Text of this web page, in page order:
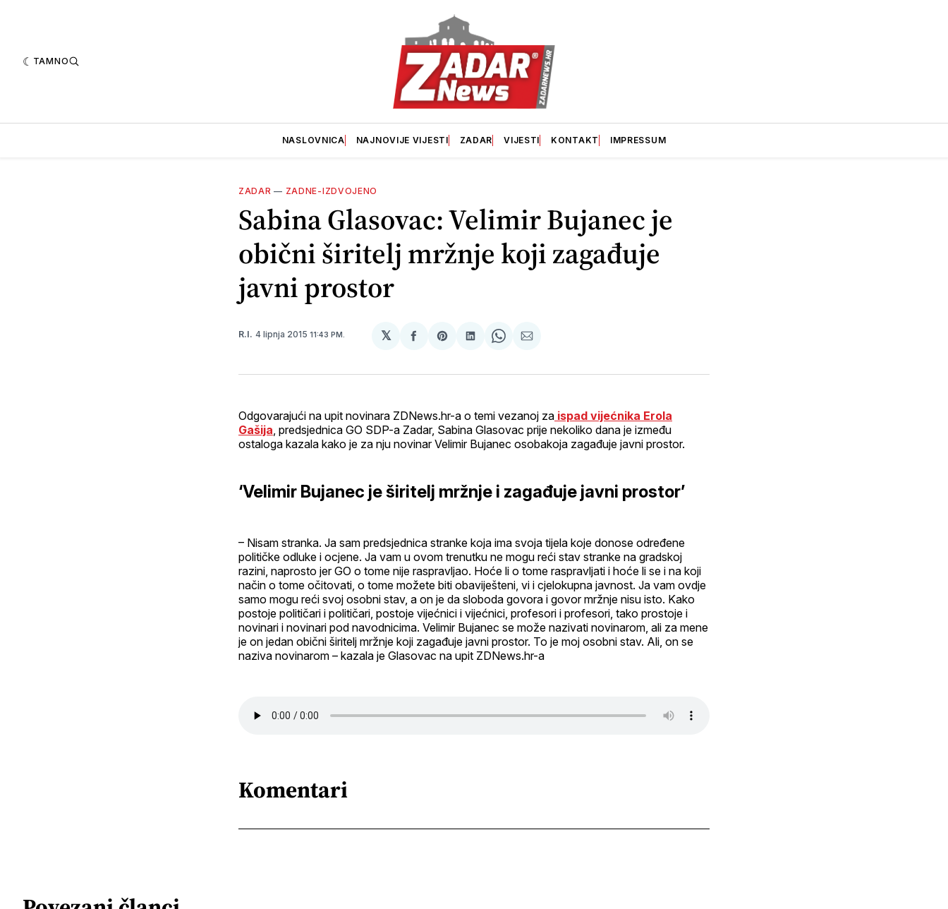
TAMNO
NASLOVNICA NAJNOVIJE VIJESTI ZADAR VIJESTI KONTAKT IMPRESSUM
ZADAR — ZADNE-IZDVOJENO
Sabina Glasovac: Velimir Bujanec je
obični širitelj mržnje koji zagađuje
javni prostor
R.I. 4 lipnja 2015 11:43 PM. 𝕏
podijeli
Facebook
Sharepodijeli
LinkedIn
Sharepodijeli
maila
Odgovarajući na upit novinara ZDNews.hr-a o temi vezanoj za ispad vijećnika Erola
Gašija , predsjednica GO SDP-a Zadar, Sabina Glasovac prije nekoliko dana je između
ostaloga kazala kako je za nju novinar Velimir Bujanec osobakoja zagađuje javni prostor.
‘Velimir Bujanec je širitelj mržnje i zagađuje javni prostor’
– Nisam stranka. Ja sam predsjednica stranke koja ima svoja tijela koje donose određene
političke odluke i ocjene. Ja vam u ovom trenutku ne mogu reći stav stranke na gradskoj
razini, naprosto jer GO o tome nije raspravljao. Hoće li o tome raspravljati i hoće li se i na koji
način o tome očitovati, o tome možete biti obaviješteni, vi i cjelokupna javnost. Ja vam ovdje
samo mogu reći svoj osobni stav, a on je da sloboda govora i govor mržnje nisu isto. Kako
postoje političari i političari, postoje vijećnici i vijećnici, profesori i profesori, tako prostoje i
novinari i novinari pod navodnicima. Velimir Bujanec se može nazivati novinarom, ali za mene
je on jedan obični širitelj mržnje koji zagađuje javni prostor. To je moj osobni stav. Ali, on se
naziva novinarom – kazala je Glasovac na upit ZDNews.hr-a
Komentari